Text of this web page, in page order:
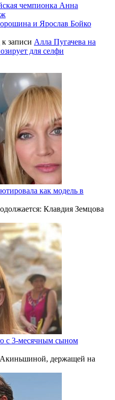
чемпионка Анна
и Ярослав Бойко
к записи Алла Пугачева на
для селфи
как модель в
Клавдия Земцова
с 3-месячным сыном
держащей на